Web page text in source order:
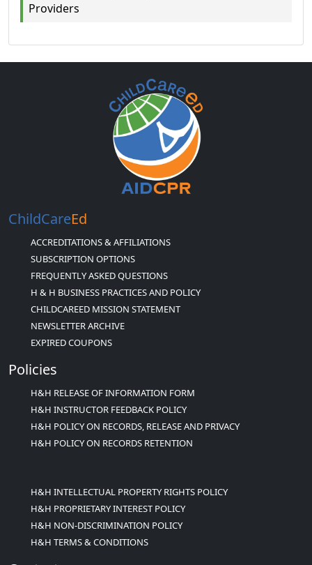
Providers
ChildCareEd
ACCREDITATIONS & AFFILIATIONS
SUBSCRIPTION OPTIONS
FREQUENTLY ASKED QUESTIONS
H & H BUSINESS PRACTICES AND POLICY
CHILDCAREED MISSION STATEMENT
NEWSLETTER ARCHIVE
EXPIRED COUPONS
Policies
H&H RELEASE OF INFORMATION FORM
H&H INSTRUCTOR FEEDBACK POLICY
H&H POLICY ON RECORDS, RELEASE AND PRIVACY
H&H POLICY ON RECORDS RETENTION
H&H INTELLECTUAL PROPERTY RIGHTS POLICY
H&H PROPRIETARY INTEREST POLICY
H&H NON-DISCRIMINATION POLICY
H&H TERMS & CONDITIONS